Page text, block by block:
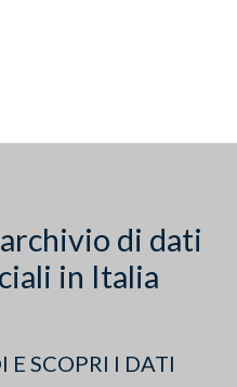
di dati
in Italia
SCOPRI I DATI